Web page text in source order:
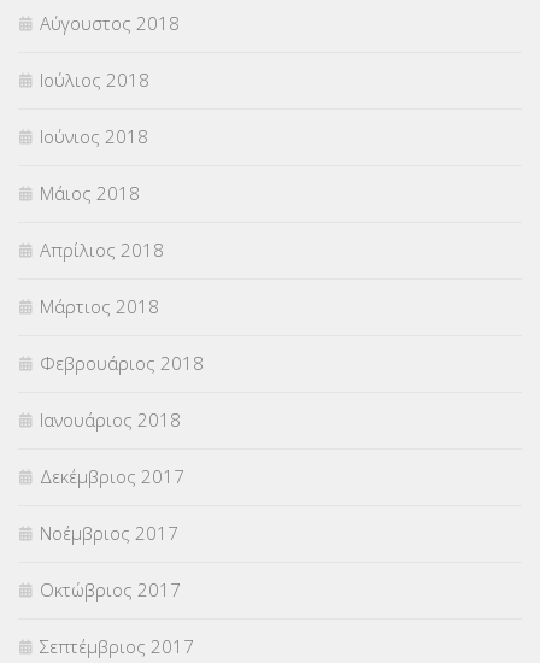
Αύγουστος 2018
Ιούλιος 2018
Ιούνιος 2018
Μάιος 2018
Απρίλιος 2018
Μάρτιος 2018
Φεβρουάριος 2018
Ιανουάριος 2018
Δεκέμβριος 2017
Νοέμβριος 2017
Οκτώβριος 2017
Σεπτέμβριος 2017